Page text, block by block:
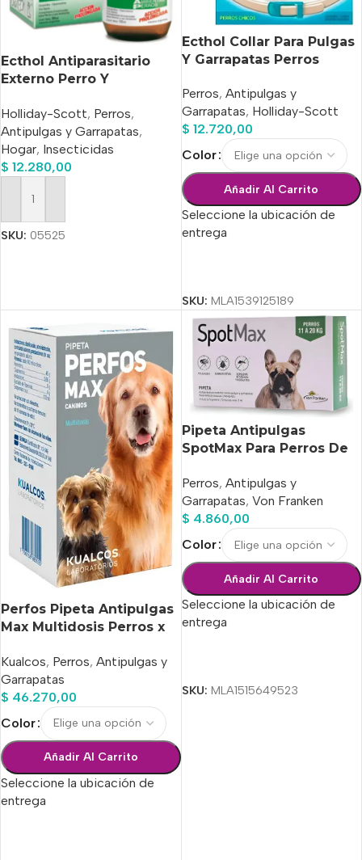
Ecthol Antiparasitario
Externo Perro Y
Holliday-Scott, Perros,
Antipulgas y Garrapatas,
Hogar, Insecticidas
$ 12.280,00
Añadir Al Carrito
SKU: 05525
Ecthol Collar Para Pulgas
Y Garrapatas Perros
Perros, Antipulgas y
Garrapatas, Holliday-Scott
$ 12.720,00
Color
Añadir Al Carrito
Seleccione la ubicación de
entrega
SKU: MLA1539125189
Perfos Pipeta Antipulgas
Max Multidosis Perros x
Kualcos, Perros, Antipulgas y
Garrapatas
$ 46.270,00
Color
Añadir Al Carrito
Seleccione la ubicación de
entrega
Pipeta Antipulgas
SpotMax Para Perros De
Perros, Antipulgas y
Garrapatas, Von Franken
$ 4.860,00
Color
Añadir Al Carrito
Seleccione la ubicación de
entrega
SKU: MLA1515649523